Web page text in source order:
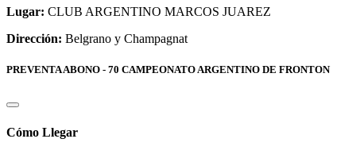
Lugar: CLUB ARGENTINO MARCOS JUAREZ
Dirección: Belgrano y Champagnat
PREVENTA ABONO - 70 CAMPEONATO ARGENTINO DE FRONTON
Cómo Llegar